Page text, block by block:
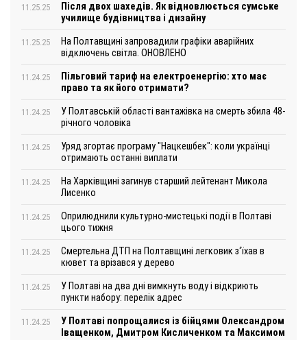
11.25.25
Після двох шахедів. Як відновлюється сумське
училище будівництва і дизайну
11.25.25
На Полтавщині запровадили графіки аварійних
відключень світла. ОНОВЛЕНО
11.24.25
Пільговий тариф на електроенергію: хто має
право та як його отримати?
11.24.25
У Полтавській області вантажівка на смерть збила 48-
річного чоловіка
11.24.25
Уряд згортає програму "Нацкешбек": коли українці
отримають останні виплати
11.24.25
На Харківщині загинув старший лейтенант Микола
Лисенко
11.24.25
Оприлюднили культурно-мистецькі події в Полтаві
цього тижня
11.24.25
Смертельна ДТП на Полтавщині легковик з‘їхав в
кювет та врізався у дерево
11.24.25
У Полтаві на два дні вимкнуть воду і відкриють
пункти набору: перелік адрес
11.24.25
У Полтаві попрощалися із бійцями Олександром
Іващенком, Дмитром Кисличенком та Максимом